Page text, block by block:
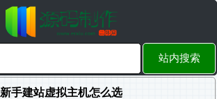
站内搜索
新手建站虚拟主机怎么选